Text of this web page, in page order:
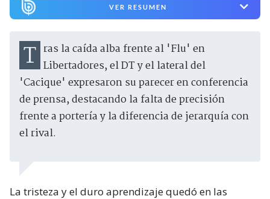
VER RESUMEN
Tras la caída alba frente al 'Flu' en Libertadores, el DT y el lateral del
'Cacique' expresaron su parecer en conferencia
de prensa, destacando la falta de precisión
frente a portería y la diferencia de jerarquía con
el rival.
La tristeza y el duro aprendizaje quedó en las